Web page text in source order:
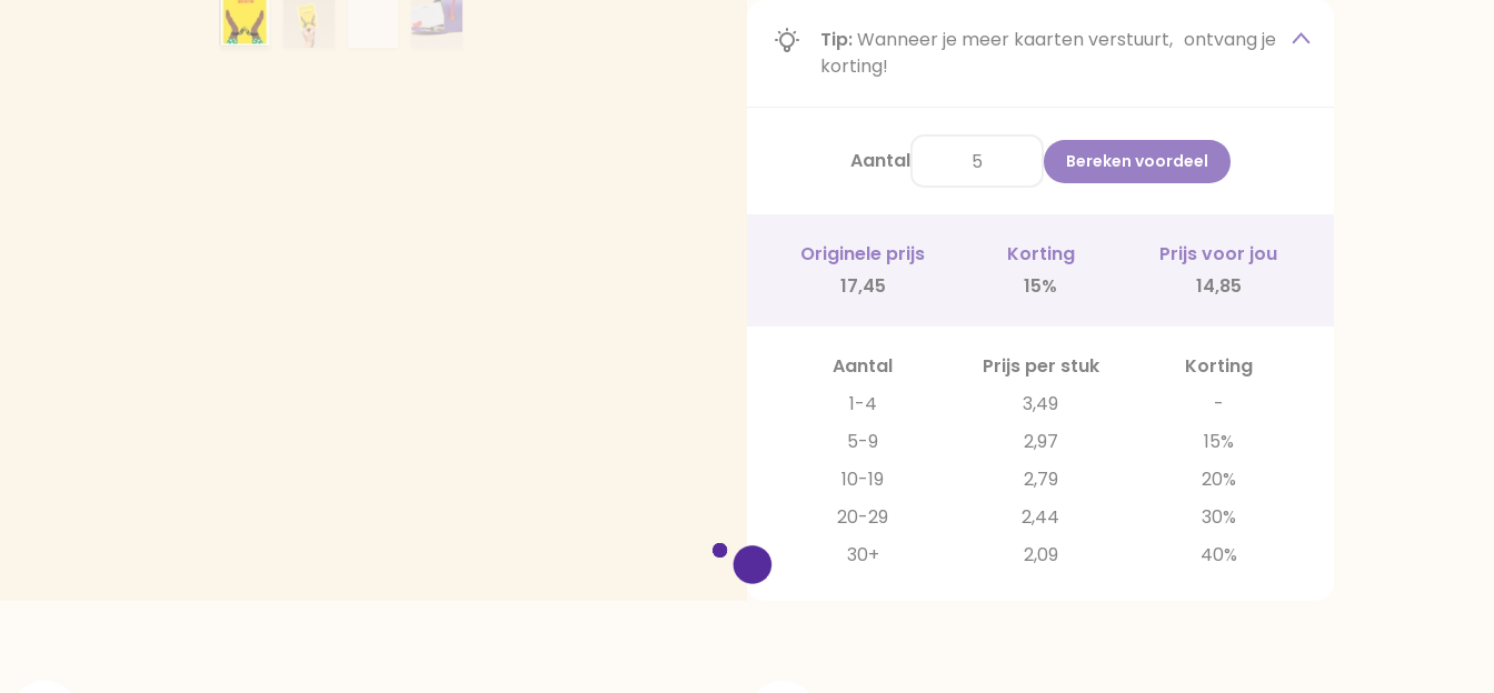
Tip:Wanneer je meer kaarten verstuurt, ontvang je
korting!
Aantal Bereken voordeel
Originele prijs Korting
Prijs voor jou
17,45
15% 14,85
Aantal Prijs per stuk
Korting
1-4
3,49
-
5-9
2,97
15%
10-19
2,79
20%
20-29
2,44
30%
30+
2,09 40%